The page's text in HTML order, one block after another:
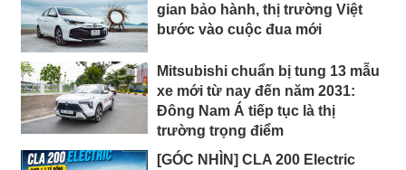
gian bảo hành, thị trường Việt
bước vào cuộc đua mới
Mitsubishi chuẩn bị tung 13 mẫu
xe mới từ nay đến năm 2031:
Đông Nam Á tiếp tục là thị
trường trọng điểm
[GÓC NHÌN] CLA 200 Electric